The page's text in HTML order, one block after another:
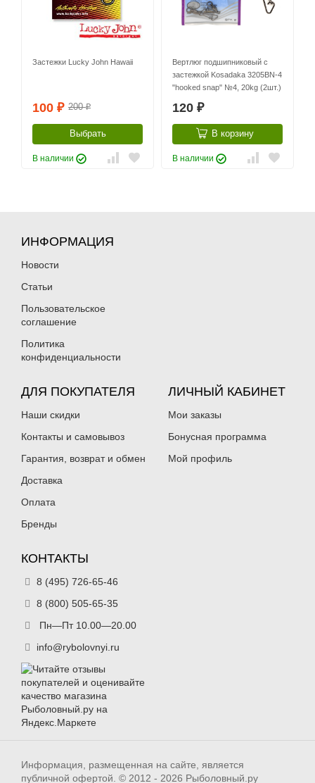
Застежки Lucky John Hawaii
100 ₽ 200₽
Выбрать
В наличии
Вертлюг подшипниковый с
застежкой Kosadaka 3205BN-4
"hooked snap" №4, 20kg (2шт.)
120 ₽
В корзину
В наличии
ИНФОРМАЦИЯ
Новости
Статьи
Пользовательское
соглашение
Политика
конфиденциальности
ДЛЯ ПОКУПАТЕЛЯ
Наши скидки
Контакты и самовывоз
Гарантия, возврат и обмен
Доставка
Оплата
Бренды
ЛИЧНЫЙ КАБИНЕТ
Мои заказы
Бонусная программа
Мой профиль
КОНТАКТЫ
8 (495) 726-65-46
8 (800) 505-65-35
Пн—Пт 10.00—20.00
info@rybolovnyi.ru
Информация, размещенная на сайте, является
публичной офертой. © 2012 - 2026 Рыболовный.ру